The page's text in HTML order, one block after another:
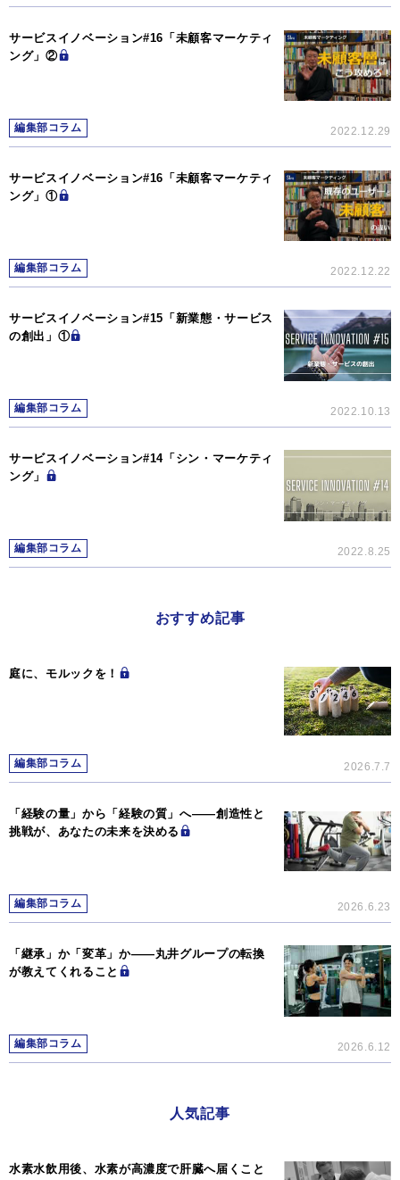
サービスイノベーション#16「未顧客マーケティ
ング」②
編集部コラム 2022.12.29
サービスイノベーション#16「未顧客マーケティ
ング」①
編集部コラム 2022.12.22
サービスイノベーション#15「新業態・サービス
の創出」①
編集部コラム 2022.10.13
サービスイノベーション#14「シン・マーケティ
ング」
編集部コラム 2022.8.25
おすすめ記事
庭に、モルックを！
編集部コラム 2026.7.7
「経験の量」から「経験の質」へ――創造性と
挑戦が、あなたの未来を決める
編集部コラム 2026.6.23
「継承」か「変革」か―—丸井グループの転換
が教えてくれること
編集部コラム 2026.6.12
人気記事
水素水飲用後、水素が高濃度で肝臓へ届くこと